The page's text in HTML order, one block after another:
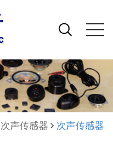
次声传感器 次声传感器